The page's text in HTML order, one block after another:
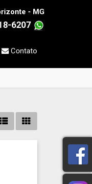
- MG
6207
Contato
Dropdown